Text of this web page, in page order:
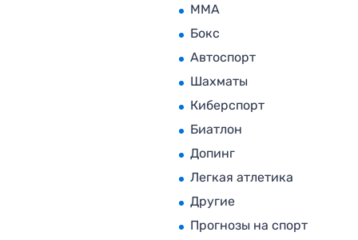
MMA
Бокс
Автоспорт
Шахматы
Киберспорт
Биатлон
Допинг
Легкая атлетика
Другие
Прогнозы на спорт